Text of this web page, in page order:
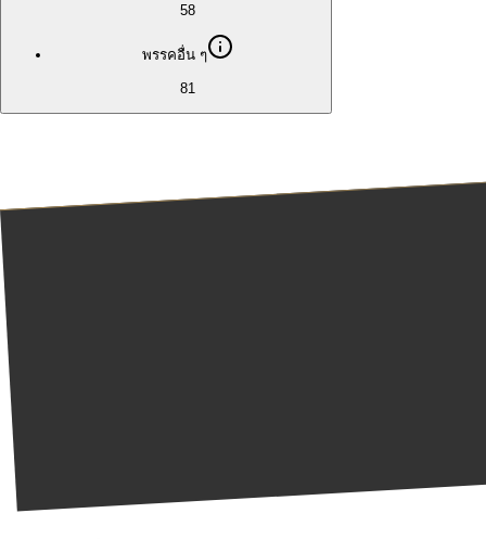
58
พรรคอื่น ๆ
81